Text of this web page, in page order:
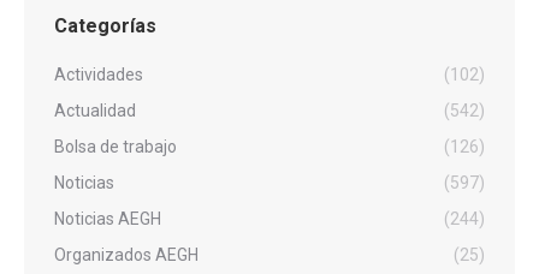
Categorías
Actividades
(102)
Actualidad
(542)
Bolsa de trabajo
(126)
Noticias
(597)
Noticias AEGH
(244)
Organizados AEGH
(25)